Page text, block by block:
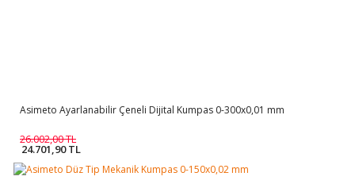
Asimeto Ayarlanabilir Çeneli Dijital Kumpas 0-300x0,01 mm
26.002,00 TL
24.701,90 TL